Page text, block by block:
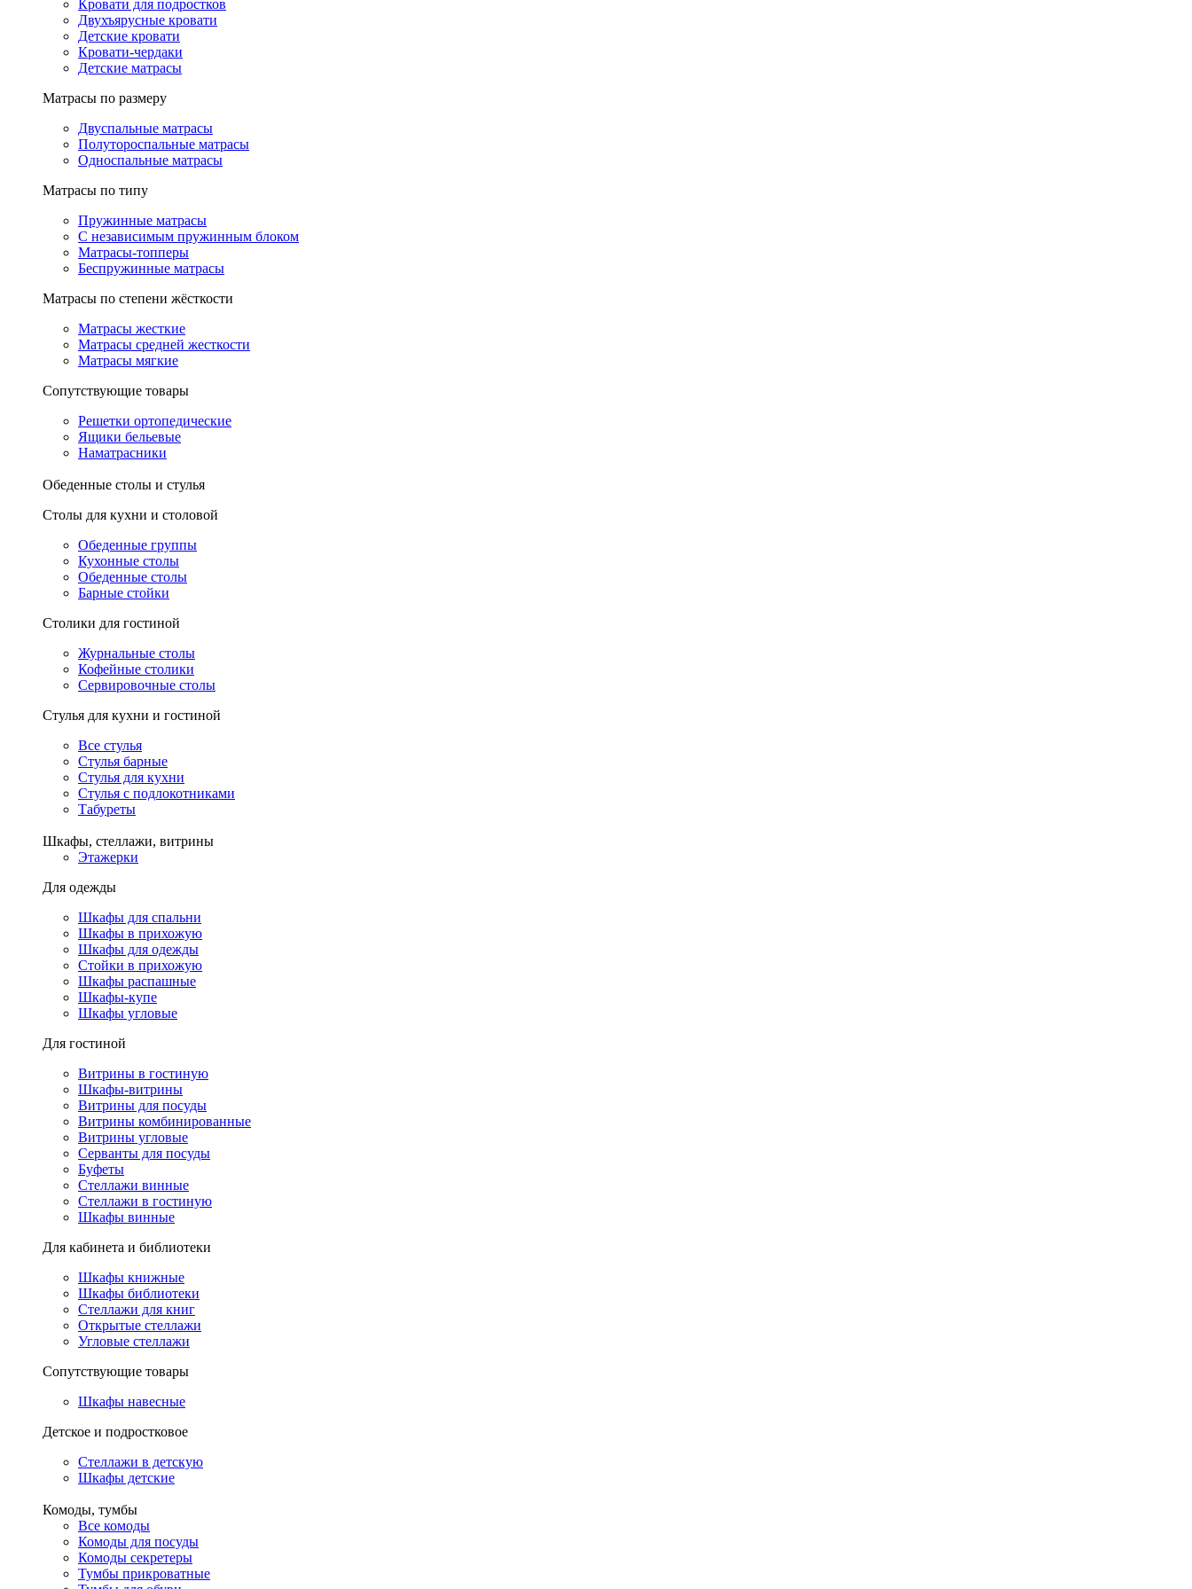
Кровати для подростков
Двухъярусные кровати
Детские кровати
Кровати-чердаки
Детские матрасы
Матрасы по размеру
Двуспальные матрасы
Полутороспальные матрасы
Односпальные матрасы
Матрасы по типу
Пружинные матрасы
С независимым пружинным блоком
Матрасы-топперы
Беспружинные матрасы
Матрасы по степени жёсткости
Матрасы жесткие
Матрасы средней жесткости
Матрасы мягкие
Сопутствующие товары
Решетки ортопедические
Ящики бельевые
Наматрасники
Обеденные столы и стулья
Столы для кухни и столовой
Обеденные группы
Кухонные столы
Обеденные столы
Барные стойки
Столики для гостиной
Журнальные столы
Кофейные столики
Сервировочные столы
Стулья для кухни и гостиной
Все стулья
Стулья барные
Стулья для кухни
Стулья с подлокотниками
Табуреты
Шкафы, стеллажи, витрины
Этажерки
Для одежды
Шкафы для спальни
Шкафы в прихожую
Шкафы для одежды
Стойки в прихожую
Шкафы распашные
Шкафы-купе
Шкафы угловые
Для гостиной
Витрины в гостиную
Шкафы-витрины
Витрины для посуды
Витрины комбинированные
Витрины угловые
Серванты для посуды
Буфеты
Стеллажи винные
Стеллажи в гостиную
Шкафы винные
Для кабинета и библиотеки
Шкафы книжные
Шкафы библиотеки
Стеллажи для книг
Открытые стеллажи
Угловые стеллажи
Сопутствующие товары
Шкафы навесные
Детское и подростковое
Стеллажи в детскую
Шкафы детские
Комоды, тумбы
Все комоды
Комоды для посуды
Комоды секретеры
Тумбы прикроватные